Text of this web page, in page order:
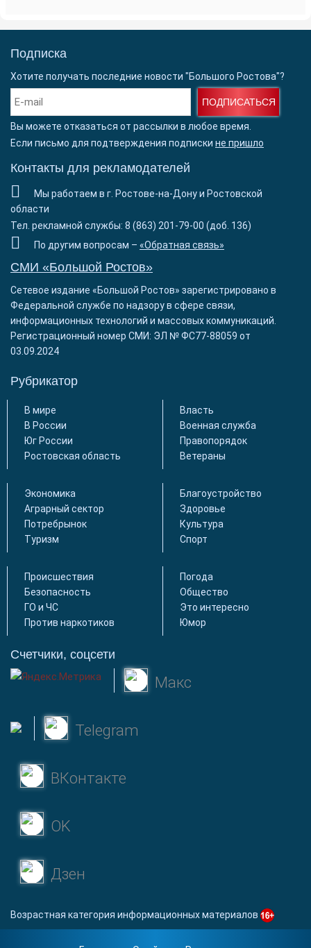
Подписка
Хотите получать последние новости "Большого Ростова"?
ПОДПИСАТЬСЯ
Вы можете отказаться от рассылки в любое время.
Если письмо для подтверждения подписки не пришло
Контакты для рекламодателей
Мы работаем в г. Ростове-на-Дону и Ростовской
области
Тел. рекламной службы: 8 (863) 201-79-00 (доб. 136)
По другим вопросам – «Обратная связь»
СМИ «Большой Ростов»
Сетевое издание «Большой Ростов» зарегистрировано в
Федеральной службе по надзору в сфере связи,
информационных технологий и массовых коммуникаций.
Регистрационный номер СМИ: ЭЛ № ФС77-88059 от
03.09.2024
Рубрикатор
В мире
В России
Юг России
Ростовская область
Власть
Военная служба
Правопорядок
Ветераны
Экономика
Аграрный сектор
Потребрынок
Туризм
Благоустройство
Здоровье
Культура
Спорт
Происшествия
Безопасность
ГО и ЧС
Против наркотиков
Погода
Общество
Это интересно
Юмор
Счетчики, соцсети
Макс
Telegram
ВКонтакте
OK
Дзен
Возрастная категория информационных материалов